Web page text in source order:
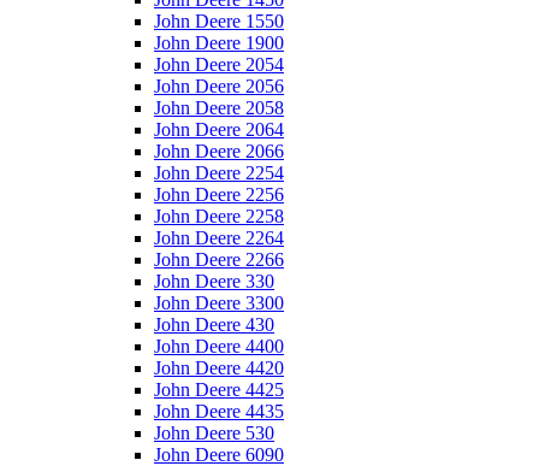
John Deere 1550
John Deere 1900
John Deere 2054
John Deere 2056
John Deere 2058
John Deere 2064
John Deere 2066
John Deere 2254
John Deere 2256
John Deere 2258
John Deere 2264
John Deere 2266
John Deere 330
John Deere 3300
John Deere 430
John Deere 4400
John Deere 4420
John Deere 4425
John Deere 4435
John Deere 530
John Deere 6090